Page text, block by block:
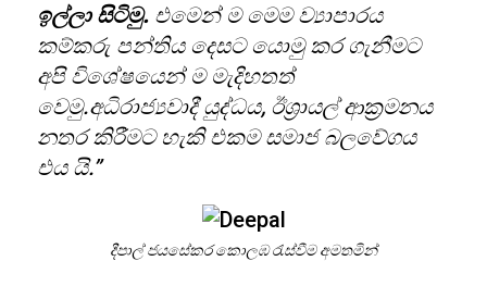
ඉල්ලා සිටිමු. එමෙන් ම මෙම ව්‍යාපාරය
කම්කරු පන්තිය දෙසට යොමු කර ගැනීමට
අපි විශේෂයෙන් ම මැදිහතත්
වෙමු.අධිරාජ්‍යවාදී යුද්ධය, ඊශ්‍රායල් ආක්‍රමනය
නතර කිරීමට හැකි එකම සමාජ බලවේගය
එය යි.”
දීපාල් ජයසේකර කොලඹ රැස්වීම අමතමින්